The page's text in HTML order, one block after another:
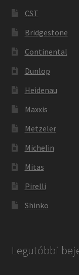
CST
Bridgestone
Continental
Dunlop
Heidenau
Maxxis
Metzeler
Michelin
Mitas
Pirelli
Shinko
Legutóbbi